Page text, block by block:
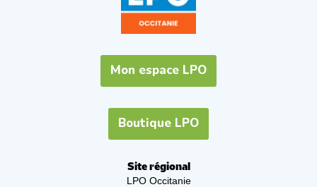
Mon espace LPO
Boutique LPO
Site régional
LPO Occitanie